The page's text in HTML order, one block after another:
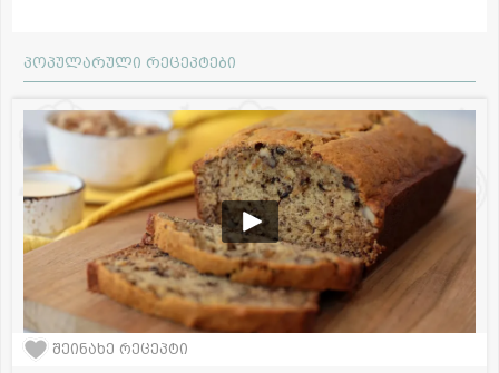
პოპულარული რეცეპტები
შეინახე რეცეპტი